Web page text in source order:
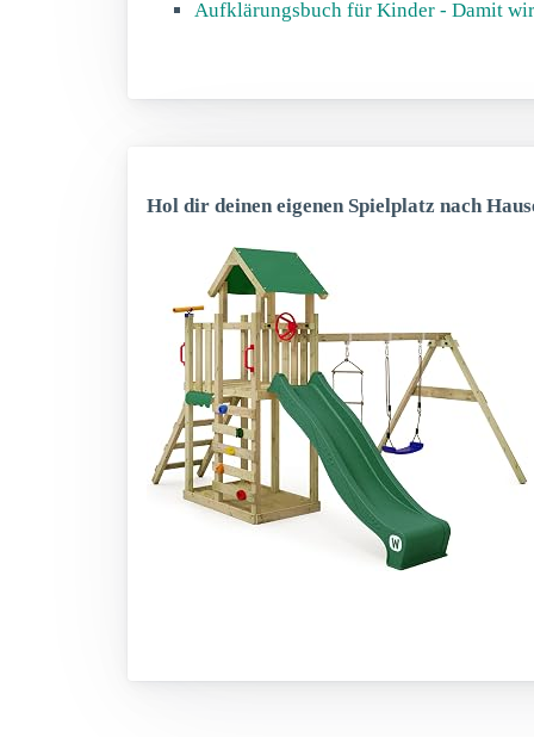
Aufklärungsbuch für Kinder - Damit
Hol dir deinen eigenen Spielplatz nach